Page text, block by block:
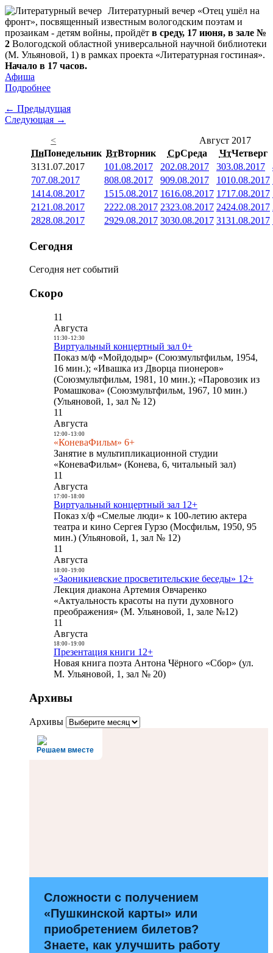
Литературный вечер «Отец ушёл на
фронт», посвященный известным вологодским поэтам и
прозаикам - детям войны, пройдёт в среду, 17 июня, в зале №
2 Вологодской областной универсальной научной библиотеки
(М. Ульяновой, 1) в рамках проекта «Литературная гостиная».
Начало в 17 часов.
Афиша
Подробнее
← Предыдущая
Следующая →
<
Август 2017
ПнПонедельник ВтВторник СрСреда ЧтЧетверг
3131.07.2017 101.08.2017 202.08.2017 303.08.2017
707.08.2017 808.08.2017 909.08.2017 1010.08.2017
1414.08.2017 1515.08.2017 1616.08.2017 1717.08.2017
21 21.08.2017 2222.08.2017 2323.08.2017 2424.08.2017
2828.08.2017 2929.08.2017 3030.08.2017 3131.08.2017
Сегодня
Сегодня нет событий
Скоро
11
Августа
11:30- 12:30
Виртуальный концертный зал 0+
Показ м/ф «Мойдодыр» (Союзмультфильм, 1954,
16 мин.); «Ивашка из Дворца пионеров»
(Союзмультфильм, 1981, 10 мин.); «Паровозик из
Ромашкова» (Союзмультфильм, 1967, 10 мин.)
(Ульяновой, 1, зал № 12)
11
Августа
12:00- 13:00
«КоневаФильм» 6+
Занятие в мультипликационной студии
«КоневаФильм» (Конева, 6, читальный зал)
11
Августа
17:00- 18:00
Виртуальный концертный зал 12+
Показ х/ф «Смелые люди» к 100-летию актера
театра и кино Сергея Гурзо (Мосфильм, 1950, 95
мин.) (Ульяновой, 1, зал № 12)
11
Августа
18:00- 19:00
«Заоникиевские просветительские беседы» 12+
Лекция диакона Артемия Овчаренко
«Актуальность красоты на пути духовного
преображения» (М. Ульяновой, 1, зале №12)
11
Августа
18:00- 19:00
Презентация книги 12+
Новая книга поэта Антона Чёрного «Сбор» (ул.
М. Ульяновой, 1, зал № 20)
Архивы
Архивы
Решаем вместе
Сложности с получением
«Пушкинской карты» или
приобретением билетов?
Знаете, как улучшить работу